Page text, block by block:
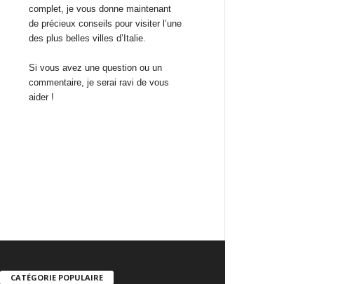
complet, je vous donne maintenant
de précieux conseils pour visiter l’une
des plus belles villes d’Italie.
Si vous avez une question ou un
commentaire, je serai ravi de vous
aider !
CATÉGORIE POPULAIRE